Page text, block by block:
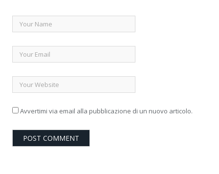
Avvertimi via email alla pubblicazione di un nuovo articolo.